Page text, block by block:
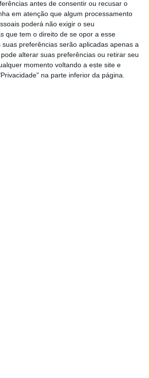
antes de consentir ou recusar o
em atenção que algum processamento
poderá não exigir o seu
que tem o direito de se opor a esse
suas preferências serão aplicadas apenas a
alterar suas preferências ou retirar seu
momento voltando a este site e
na parte inferior da página.
que é um passo
para a nossa indústria olhar para o
desporto. Estou muito feliz por
de uma empresa como a KTM, que
a esforçar-se para estar à frente
para as corridas. Mal posso
ver os pequenos pilotos terem
elétrica!”